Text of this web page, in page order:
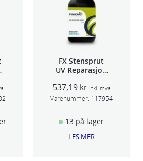
FX Stensprut
UV Reparasjon
537,19 kr inkl. mva
Varenummer: 117954
13 på lager
LES MER